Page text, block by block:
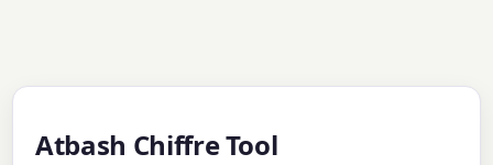
Atbash Chiffre Tool